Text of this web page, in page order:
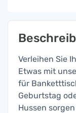
Verleihen Sie
Etwas mit
für
Geburtstag
Hussen